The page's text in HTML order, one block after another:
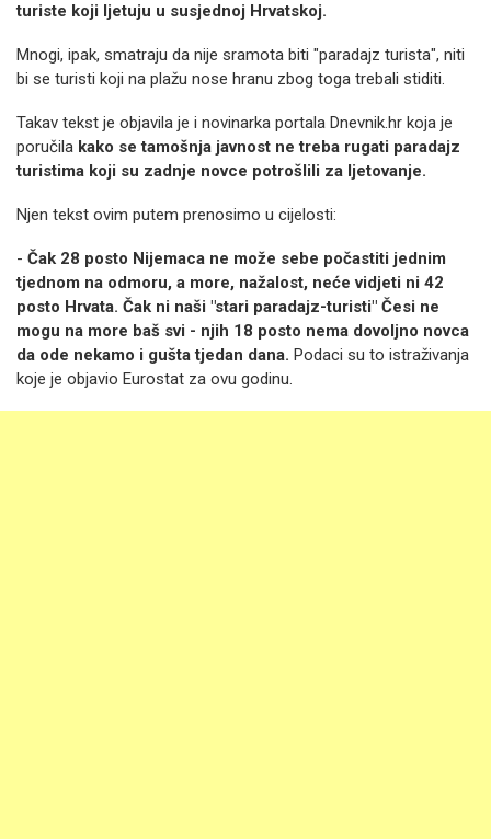
turiste koji ljetuju u susjednoj Hrvatskoj.
Mnogi, ipak, smatraju da nije sramota biti "paradajz turista", niti
bi se turisti koji na plažu nose hranu zbog toga trebali stiditi.
Takav tekst je objavila je i novinarka portala Dnevnik.hr koja je
poručila kako se tamošnja javnost ne treba rugati paradajz
turistima koji su zadnje novce potrošlili za ljetovanje.
Njen tekst ovim putem prenosimo u cijelosti:
- Čak 28 posto Nijemaca ne može sebe počastiti jednim
tjednom na odmoru, a more, nažalost, neće vidjeti ni 42
posto Hrvata. Čak ni naši "stari paradajz-turisti" Česi ne
mogu na more baš svi - njih 18 posto nema dovoljno novca
da ode nekamo i gušta tjedan dana. Podaci su to istraživanja
koje je objavio Eurostat za ovu godinu.